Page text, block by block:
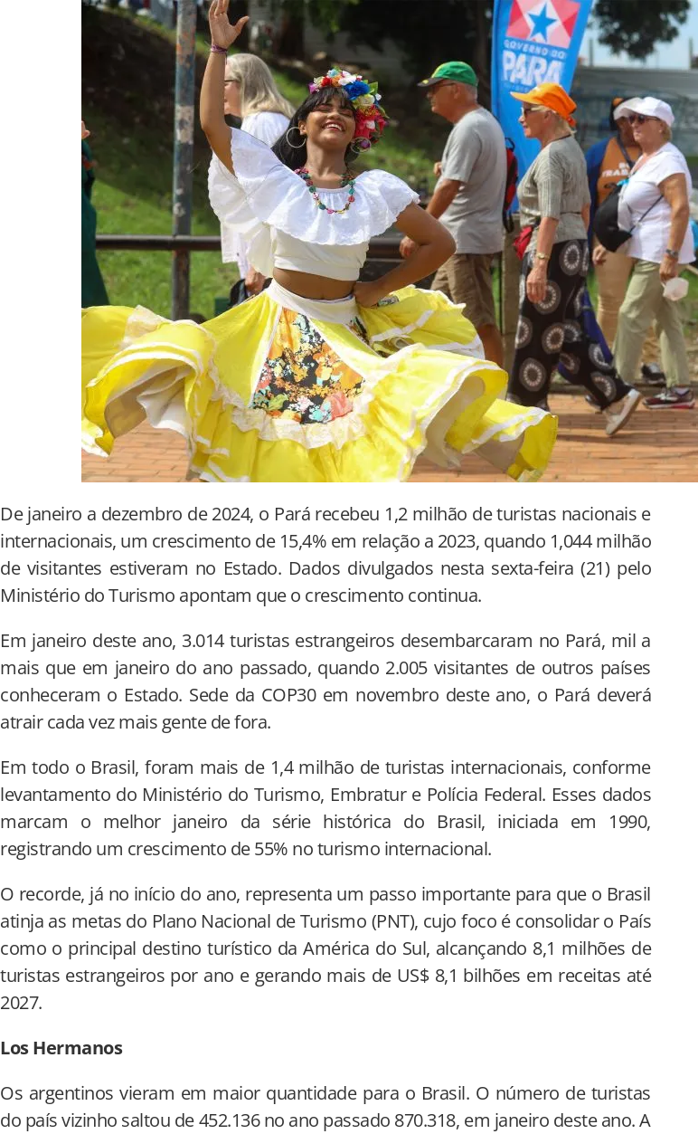
De janeiro a dezembro de 2024, o Pará recebeu 1,2 milhão de turistas nacionais e
internacionais, um crescimento de 15,4% em relação a 2023, quando 1,044 milhão
de visitantes estiveram no Estado. Dados divulgados nesta sexta-feira (21) pelo
Ministério do Turismo apontam que o crescimento continua.
Em janeiro deste ano, 3.014 turistas estrangeiros desembarcaram no Pará, mil a
mais que em janeiro do ano passado, quando 2.005 visitantes de outros países
conheceram o Estado. Sede da COP30 em novembro deste ano, o Pará deverá
atrair cada vez mais gente de fora.
Em todo o Brasil, foram mais de 1,4 milhão de turistas internacionais, conforme
levantamento do Ministério do Turismo, Embratur e Polícia Federal. Esses dados
marcam o melhor janeiro da série histórica do Brasil, iniciada em 1990,
registrando um crescimento de 55% no turismo internacional.
O recorde, já no início do ano, representa um passo importante para que o Brasil
atinja as metas do Plano Nacional de Turismo (PNT), cujo foco é consolidar o País
como o principal destino turístico da América do Sul, alcançando 8,1 milhões de
turistas estrangeiros por ano e gerando mais de US$ 8,1 bilhões em receitas até
2027.
Los Hermanos
Os argentinos vieram em maior quantidade para o Brasil. O número de turistas
do país vizinho saltou de 452.136 no ano passado 870.318, em janeiro deste ano. A